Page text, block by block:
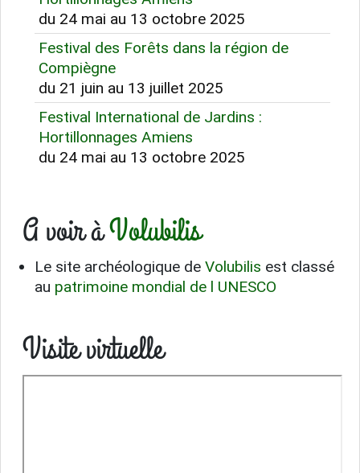
du 24 mai au 13 octobre 2025
Festival des Forêts dans la région de
Compiègne
du 21 juin au 13 juillet 2025
Festival International de Jardins :
Hortillonnages Amiens
du 24 mai au 13 octobre 2025
A voir àVolubilis
Le site archéologique de Volubilis est classé
au patrimoine mondial de l UNESCO
Visite virtuelle